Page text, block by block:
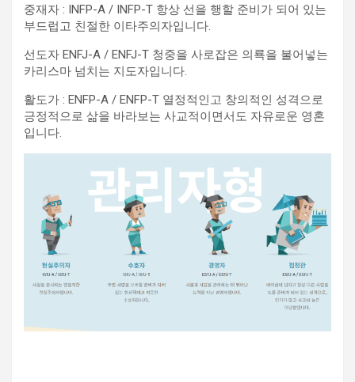
중재자 : INFP-A / INFP-T 항상 선을 행할 준비가 되어 있는
부드럽고 친절한 이타주의자입니다.
선도자 ENFJ-A / ENFJ-T 청중을 사로잡은 의룍을 불어넣는
카리스마 넘치는 지도자입니다.
활도가 : ENFP-A / ENFP-T 열정적인고 창의적인 성격으로
긍정적으로 삶을 바라보는 사교적이면서도 자유로운 영혼
입니다.